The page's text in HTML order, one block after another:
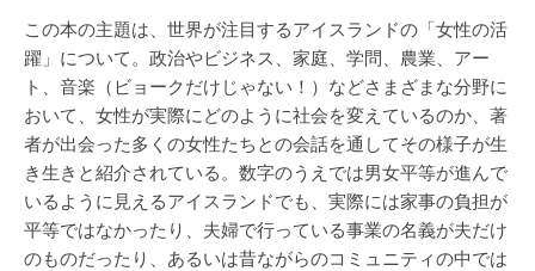
この本の主題は、世界が注目するアイスランドの「女性の活
躍」について。政治やビジネス、家庭、学問、農業、アー
ト、音楽（ビョークだけじゃない！）などさまざまな分野に
おいて、女性が実際にどのように社会を変えているのか、著
者が出会った多くの女性たちとの会話を通してその様子が生
き生きと紹介されている。数字のうえでは男女平等が進んで
いるように見えるアイスランドでも、実際には家事の負担が
平等ではなかったり、夫婦で行っている事業の名義が夫だけ
のものだったり、あるいは昔ながらのコミュニティの中では